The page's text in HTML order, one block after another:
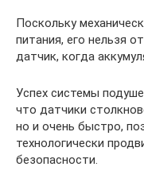
Поскольку
питания, его нельзя
датчик, когда
Успех системы
что датчики
но и очень быстро,
технологически
безопасности.